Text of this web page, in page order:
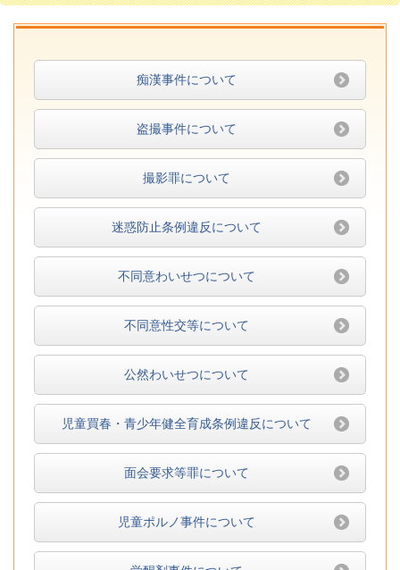
痴漢事件について
盗撮事件について
撮影罪について
迷惑防止条例違反について
不同意わいせつについて
不同意性交等について
公然わいせつについて
児童買春・青少年健全育成条例違反について
面会要求等罪について
児童ポルノ事件について